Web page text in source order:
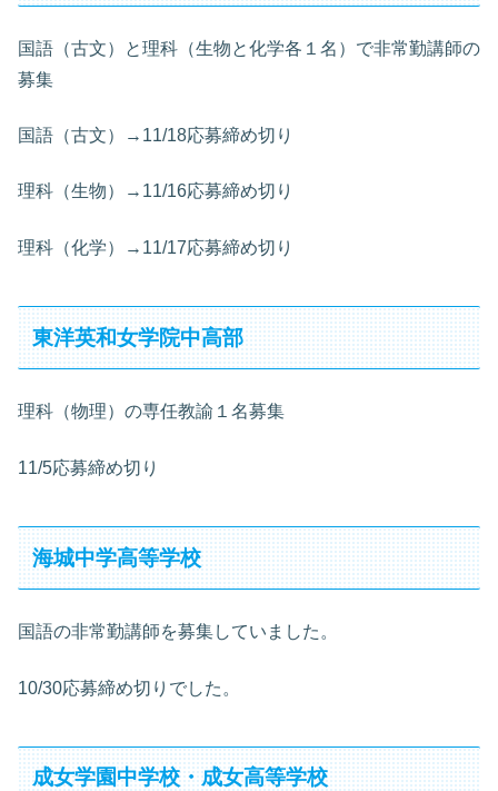
国語（古文）と理科（生物と化学各１名）で非常勤講師の
募集
国語（古文）→11/18応募締め切り
理科（生物）→11/16応募締め切り
理科（化学）→11/17応募締め切り
東洋英和女学院中高部
理科（物理）の専任教諭１名募集
11/5応募締め切り
海城中学高等学校
国語の非常勤講師を募集していました。
10/30応募締め切りでした。
成女学園中学校・成女高等学校